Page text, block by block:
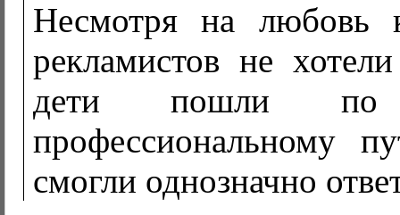
Несмотря на любовь
рекламистов не
дети пошли
профессиональному
смогли однозначно